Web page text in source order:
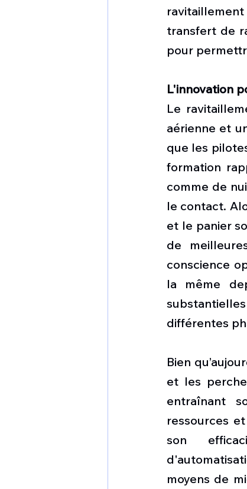
transfert de
pour
L'innovation
Le
aérienne et
que les
formation
comme de
le contact.
et le panier
de
conscience
la même
différentes
Bien
et les
entraînant
ressources
son
moyens de